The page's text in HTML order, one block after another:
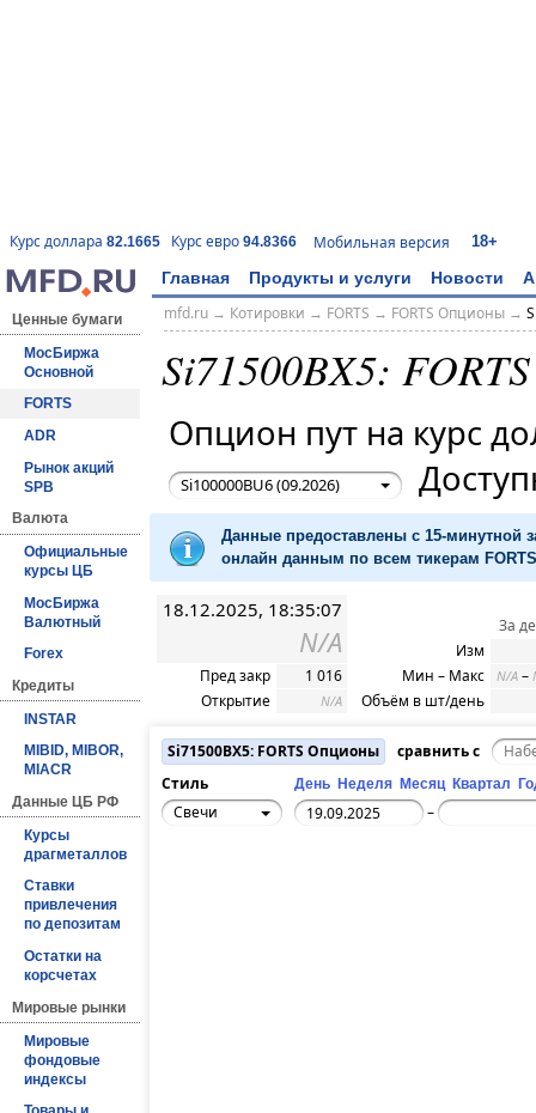
Курс доллара 82.1665 Курс евро 94.8366 Мобильная версия 18+
Главная Продукты и услуги Новости
Ценные бумаги
МосБиржа
Основной
FORTS
ADR
Рынок акций
SPB
Валюта
Официальные
курсы ЦБ
МосБиржа
Валютный
Forex
Кредиты
INSTAR
MIBID, MIBOR,
MIACR
Данные ЦБ РФ
Курсы
драгметаллов
Ставки
привлечения
по депозитам
Остатки на
корсчетах
Мировые рынки
Мировые
фондовые
индексы
mfd.ru→ Котировки → FORTS → FORTS Опционы→
Si71500BX5:
Опцион пут на курс
Si100000BU6 (09.2026)
Данные предоставлены с 15-минутной
онлайн данным по всем тикерам
18.12.2025, 18:35:07
N/A
Пред закр
1 016
Открытие
N/A
За
Изм
Мин – Макс
N/A –
Объём в шт/день
Si71500BX5: FORTS Опционы
сравнить с
Стиль
День Неделя Месяц Квартал
Свечи –